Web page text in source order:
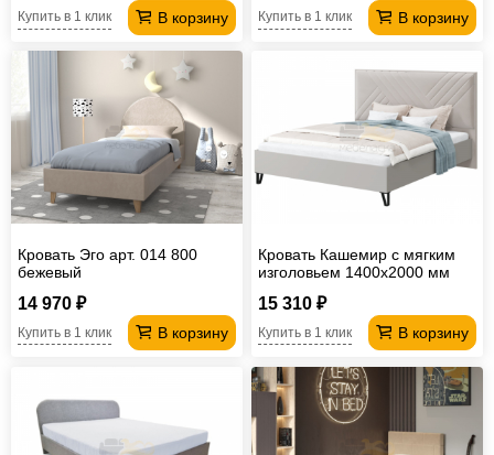
В корзину
Купить в 1 клик В корзину
Купить в 1 клик
Кровать Эго арт. 014 800
бежевый
14 970 ₽
В корзину
Купить в 1 клик
Кровать Кашемир с мягким
изголовьем 1400х2000 мм
15 310 ₽
В корзину
Купить в 1 клик